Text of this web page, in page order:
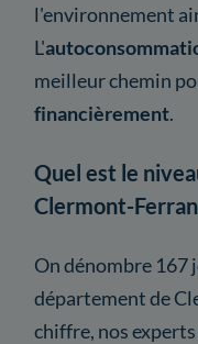
l'environnement
L'
meilleur chemin
financièrement.
Quel est le
Clermont-
On dénombre 167
département de
chiffre, nos